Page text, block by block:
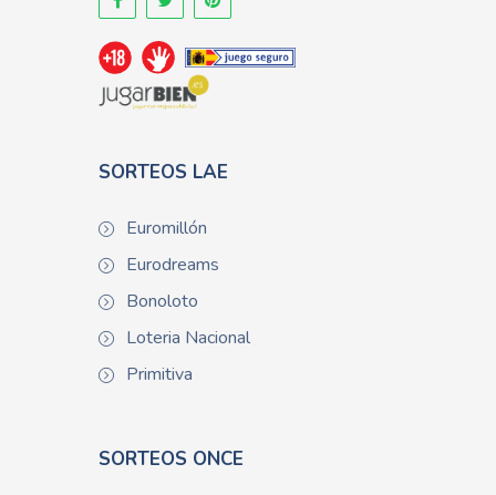
SORTEOS LAE
Euromillón
Eurodreams
Bonoloto
Loteria Nacional
Primitiva
SORTEOS ONCE